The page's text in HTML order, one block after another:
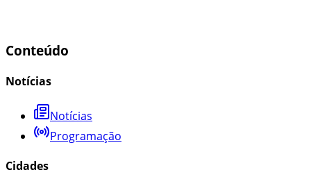
Conteúdo
Notícias
Notícias
Programação
Cidades